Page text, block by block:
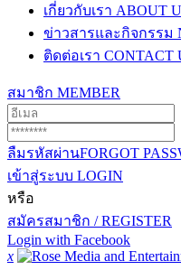
เกี่ยวกับเรา ABOUT
ข่าวสารและกิจกรรม
ติดต่อเรา CONTACT
สมาชิก MEMBER
ลืมรหัสผ่านFORGOT
เข้าสู่ระบบ LOGIN
หรือ
สมัครสมาชิก / REGISTER
Login with Facebook
x